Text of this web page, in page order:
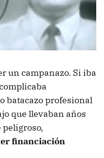
un campanazo. Si iba
batacazo profesional
que llevaban años
peligroso,
financiación